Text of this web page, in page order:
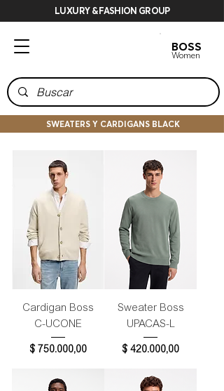
LUXURY & FASHION GROUP
BOSS
Women
SWEATERS Y CARDIGANS BLACK
Cardigan Boss
C-UCONE
Precio
$ 750.000,00
Sweater Boss
UPACAS-L
Precio
$ 420.000,00